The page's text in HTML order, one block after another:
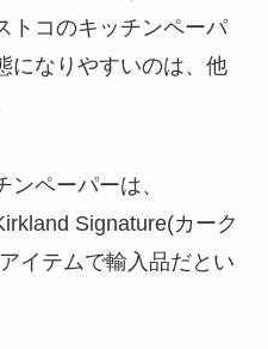
コンビニで買える？売って
ない地域も調査！
フレグランスジェントルブ
買えるか徹底リサーチ！
通りもん】取扱店はどこ？
ニ・東京駅・大阪・北九州
ってる場所を調査！
トコのキッチンペーパ
になりやすいのは、他
ンペーパーは、
Signature(カーク
イテムで輸入品だとい